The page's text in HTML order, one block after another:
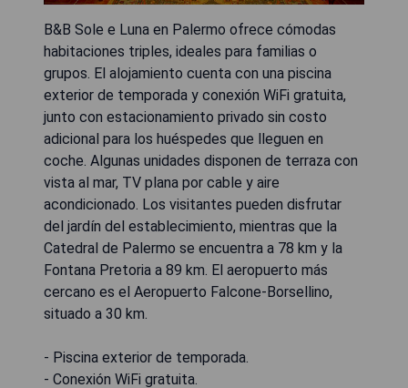
B&B Sole e Luna en Palermo ofrece cómodas
habitaciones triples, ideales para familias o
grupos. El alojamiento cuenta con una piscina
exterior de temporada y conexión WiFi gratuita,
junto con estacionamiento privado sin costo
adicional para los huéspedes que lleguen en
coche. Algunas unidades disponen de terraza con
vista al mar, TV plana por cable y aire
acondicionado. Los visitantes pueden disfrutar
del jardín del establecimiento, mientras que la
Catedral de Palermo se encuentra a 78 km y la
Fontana Pretoria a 89 km. El aeropuerto más
cercano es el Aeropuerto Falcone-Borsellino,
situado a 30 km.
- Piscina exterior de temporada.
- Conexión WiFi gratuita.